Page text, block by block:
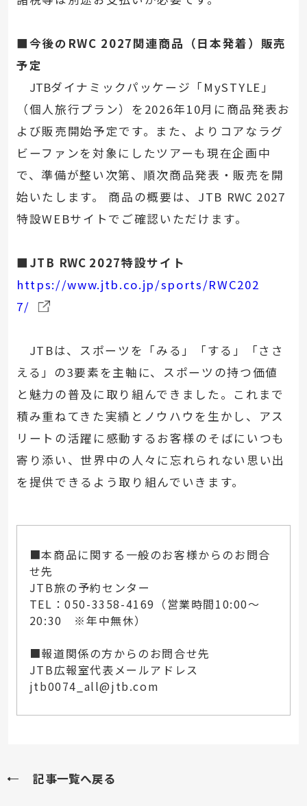
■今後のRWC 2027関連商品（日本発着）販売
予定
JTBダイナミックパッケージ「MySTYLE」
（個人旅行プラン）を2026年10月に商品発表お
よび販売開始予定です。また、よりコアなラグ
ビーファンを対象にしたツアーも現在企画中
で、準備が整い次第、順次商品発表・販売を開
始いたします。 商品の概要は、JTB RWC 2027
特設WEBサイトでご確認いただけます。
■JTB RWC2027特設サイト
https://www.jtb.co.jp/sports/RWC202
7/
JTBは、スポーツを「みる」「する」「ささ
える」の3要素を主軸に、スポーツの持つ価値
と魅力の普及に取り組んできました。これまで
積み重ねてきた実績とノウハウを生かし、アス
リートの活躍に感動するお客様のそばにいつも
寄り添い、世界中の人々に忘れられない思い出
を提供できるよう取り組んでいきます。
■本商品に関する一般のお客様からのお問合
せ先
JTB旅の予約センター
TEL：050-3358-4169（営業時間10:00～
20:30 ※年中無休）
■報道関係の方からのお問合せ先
JTB広報室代表メールアドレス
jtb0074_all@jtb.com
記事一覧へ戻る